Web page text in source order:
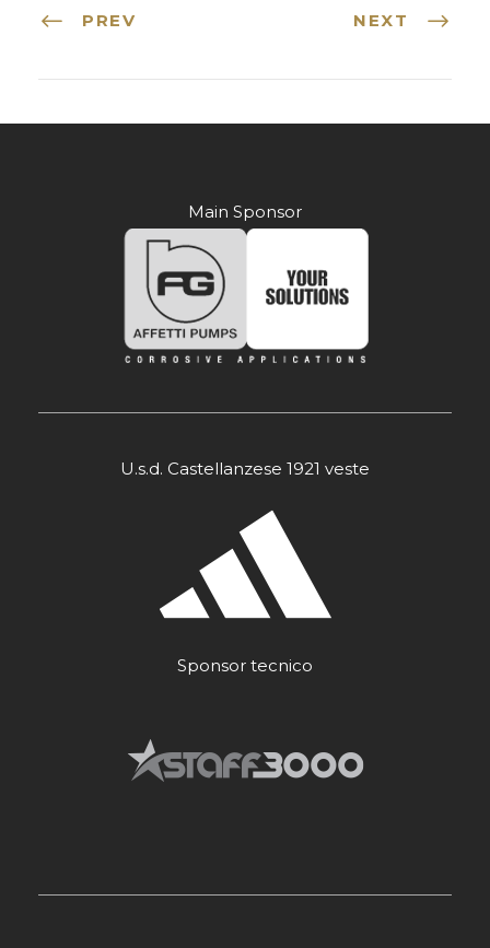
PREV NEXT
Main Sponsor
U.s.d. Castellanzese 1921 veste
Sponsor tecnico